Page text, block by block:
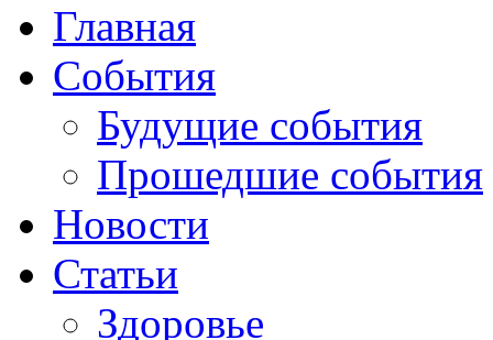
Главная
События
Будущие события
Прошедшие события
Новости
Статьи
Здоровье